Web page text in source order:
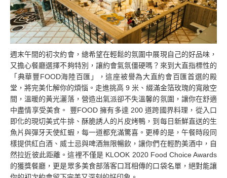
週末午間的初次約會，總希望在輕鬆的氛圍中展現自己的好品味，
又擔心餐廳選擇不夠特別，讓約會氣氛僵硬嗎？來到大直指標性的
「典華豐FOOD海陸百匯」，這座被譽為大直約會百匯首選的殿
堂，將完美化解你的煩惱。走進挑高 9 米、綴滿金箔玫瑰的寬敞空
間，溫暖的黃光灑落，營造出氣派卻不失溫馨的氛圍，讓你在舒適
中盡情享受美食。 豐FOOD 擁有多達 200 道跨國界料理，從入口
即化的現切美式牛排、酥脆誘人的片皮烤鴨，到每日新鮮直送的生
魚片與彈牙天使紅蝦，每一道都充滿驚喜。更棒的是，午餐時段同
樣提供紅白酒、威士忌與啤酒無限暢飲，讓你們在輕酌美酒中，自
然拉近彼此距離。這裡不僅是 KLOOK 2020 Food Choice Awards
的獲獎餐廳，更是眾多美食部落客口耳相傳的口袋名單，絕對能讓